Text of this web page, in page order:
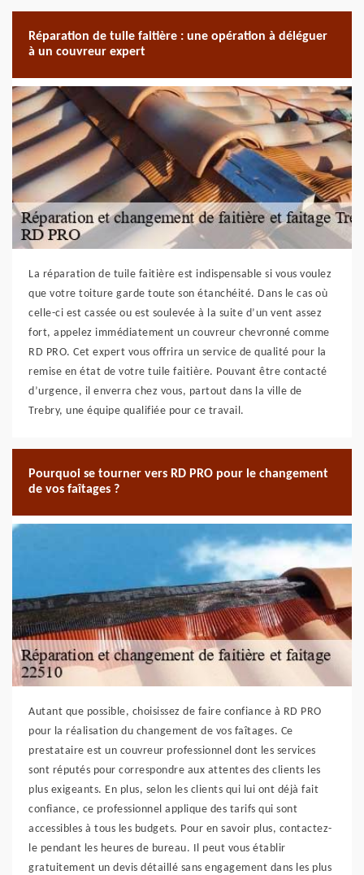
Réparation de tuile faitière : une opération à déléguer
à un couvreur expert
La réparation de tuile faitière est indispensable si vous voulez
que votre toiture garde toute son étanchéité. Dans le cas où
celle-ci est cassée ou est soulevée à la suite d’un vent assez
fort, appelez immédiatement un couvreur chevronné comme
RD PRO. Cet expert vous offrira un service de qualité pour la
remise en état de votre tuile faitière. Pouvant être contacté
d’urgence, il enverra chez vous, partout dans la ville de
Trebry, une équipe qualifiée pour ce travail.
Pourquoi se tourner vers RD PRO pour le changement
de vos faîtages ?
Autant que possible, choisissez de faire confiance à RD PRO
pour la réalisation du changement de vos faîtages. Ce
prestataire est un couvreur professionnel dont les services
sont réputés pour correspondre aux attentes des clients les
plus exigeants. En plus, selon les clients qui lui ont déjà fait
confiance, ce professionnel applique des tarifs qui sont
accessibles à tous les budgets. Pour en savoir plus, contactez-
le pendant les heures de bureau. Il peut vous établir
gratuitement un devis détaillé sans engagement dans les plus